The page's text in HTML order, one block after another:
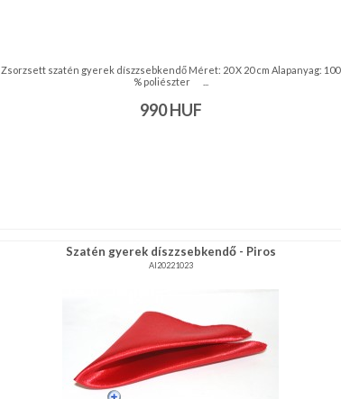
Zsorzsett szatén gyerek díszzsebkendő Méret: 20 X 20 cm Alapanyag: 100
% poliészter ...
990HUF
Szatén gyerek díszzsebkendő - Piros
AI20221023